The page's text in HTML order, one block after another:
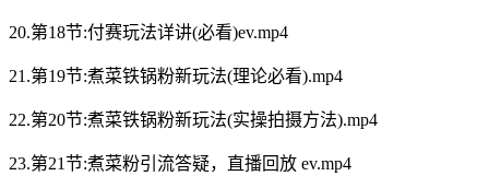
20.第18节:付赛玩法详讲(必看)ev.mp4
21.第19节:煮菜铁锅粉新玩法(理论必看).mp4
22.第20节:煮菜铁锅粉新玩法(实操拍摄方法).mp4
23.第21节:煮菜粉引流答疑，直播回放 ev.mp4